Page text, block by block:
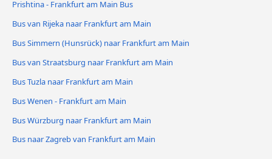
Prishtina - Frankfurt am Main Bus
Bus van Rijeka naar Frankfurt am Main
Bus Simmern (Hunsrück) naar Frankfurt am Main
Bus van Straatsburg naar Frankfurt am Main
Bus Tuzla naar Frankfurt am Main
Bus Wenen - Frankfurt am Main
Bus Würzburg naar Frankfurt am Main
Bus naar Zagreb van Frankfurt am Main